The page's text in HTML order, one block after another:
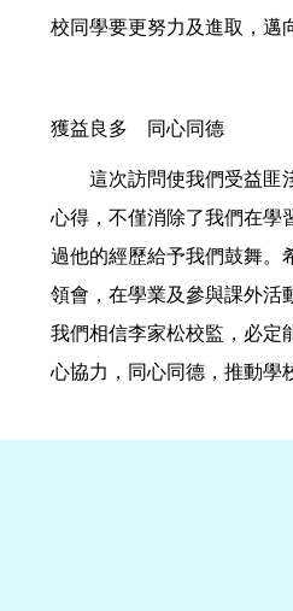
校同學要更努力及進取，邁
獲益良多 同心同德
這次訪問使我們受益匪
心得，不僅消除了我們在學
過他的經歷給予我們鼓舞。
領會，在學業及參與課外活
我們相信李家松校監，必定
心協力，同心同德，推動學